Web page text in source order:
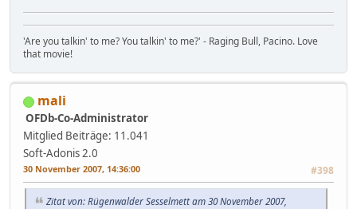
'Are you talkin' to me? You talkin' to me?' - Raging Bull, Pacino. Love
that movie!
mali
OFDb-Co-Administrator
Mitglied Beiträge: 11.041
Soft-Adonis 2.0
30 November 2007, 14:36:00 #398
Zitat von: Rügenwalder Sesselmett am 30 November 2007,